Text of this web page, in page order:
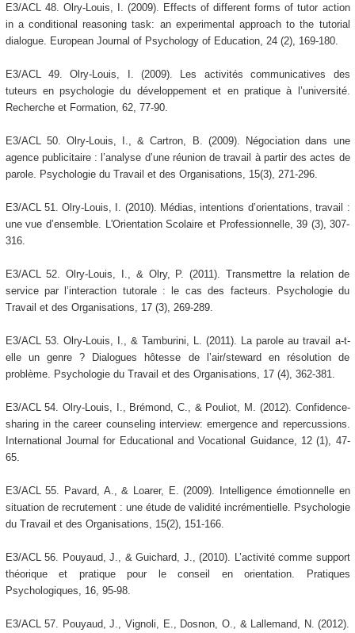
E3/ACL 48. Olry-Louis, I. (2009). Effects of different forms of tutor action
in a conditional reasoning task: an experimental approach to the tutorial
dialogue. European Journal of Psychology of Education, 24 (2), 169-180.
E3/ACL 49. Olry-Louis, I. (2009). Les activités communicatives des
tuteurs en psychologie du développement et en pratique à l’université.
Recherche et Formation, 62, 77-90.
E3/ACL 50. Olry-Louis, I., & Cartron, B. (2009). Négociation dans une
agence publicitaire : l’analyse d’une réunion de travail à partir des actes de
parole. Psychologie du Travail et des Organisations, 15(3), 271-296.
E3/ACL 51. Olry-Louis, I. (2010). Médias, intentions d’orientations, travail :
une vue d’ensemble. L'Orientation Scolaire et Professionnelle, 39 (3), 307-
316.
E3/ACL 52. Olry-Louis, I., & Olry, P. (2011). Transmettre la relation de
service par l’interaction tutorale : le cas des facteurs. Psychologie du
Travail et des Organisations, 17 (3), 269-289.
E3/ACL 53. Olry-Louis, I., & Tamburini, L. (2011). La parole au travail a-t-
elle un genre ? Dialogues hôtesse de l’air/steward en résolution de
problème. Psychologie du Travail et des Organisations, 17 (4), 362-381.
E3/ACL 54. Olry-Louis, I., Brémond, C., & Pouliot, M. (2012). Confidence-
sharing in the career counseling interview: emergence and repercussions.
International Journal for Educational and Vocational Guidance, 12 (1), 47-
65.
E3/ACL 55. Pavard, A., & Loarer, E. (2009). Intelligence émotionnelle en
situation de recrutement : une étude de validité incrémentielle. Psychologie
du Travail et des Organisations, 15(2), 151-166.
E3/ACL 56. Pouyaud, J., & Guichard, J., (2010). L’activité comme support
théorique et pratique pour le conseil en orientation. Pratiques
Psychologiques, 16, 95-98.
E3/ACL 57. Pouyaud, J., Vignoli, E., Dosnon, O., & Lallemand, N. (2012).